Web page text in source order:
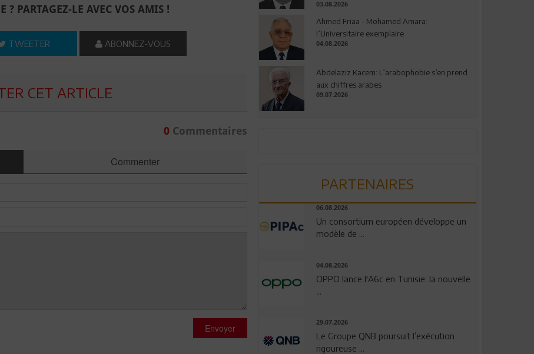
? PARTAGEZ-LE AVEC VOS AMIS !
TWEETER ABONNEZ-VOUS
CET ARTICLE
0Commentaires
Commenter
Envoyer
03.08.2026
Ahmed Friaa - Mohamed Amara:
l’Universitaire exemplaire
04.08.2026
Abdelaziz Kacem: L’arabophobie s’en prend
aux chiffres arabes
09.07.2026
PARTENAIRES
06.08.2026
Un consortium européen développe un
modèle de ...
04.08.2026
OPPO lance l'A6c en Tunisie: la nouvelle
29.07.2026
Le Groupe QNB poursuit l’exécution
rigoureuse ...